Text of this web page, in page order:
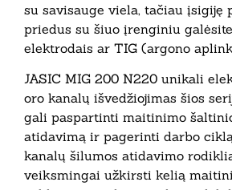
su savisauge viela, tačiau įsigiję
priedus su šiuo įrenginiu
elektrodais ar TIG (argono
JASIC MIG 200 N220 unikali
oro kanalų išvedžiojimas šios
gali paspartinti maitinimo
atidavimą ir pagerinti darbo
kanalų šilumos atidavimo
veiksmingai užkirsti kelią